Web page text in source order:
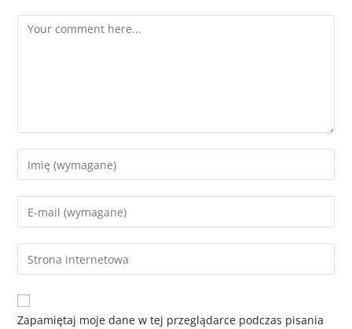
Zapamiętaj moje dane w tej przeglądarce podczas pisania